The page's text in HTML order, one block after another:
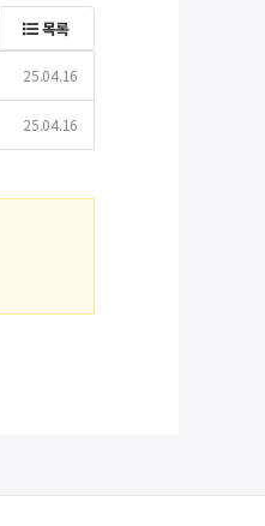
목록
25.04.16
25.04.16